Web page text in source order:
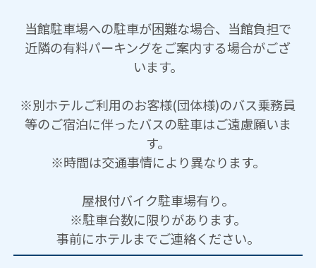
当館駐車場への駐車が困難な場合、当館負担で
近隣の有料パーキングをご案内する場合がござ
います。
※別ホテルご利用のお客様(団体様)のバス乗務員
等のご宿泊に伴ったバスの駐車はご遠慮願いま
す。
※時間は交通事情により異なります。
屋根付バイク駐車場有り。
※駐車台数に限りがあります。
事前にホテルまでご連絡ください。